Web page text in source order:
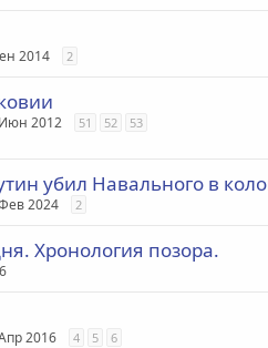
2014 2
2012 51 52 53
убил Навального в
2024 2
Хронология позора.
2016 4 5 6